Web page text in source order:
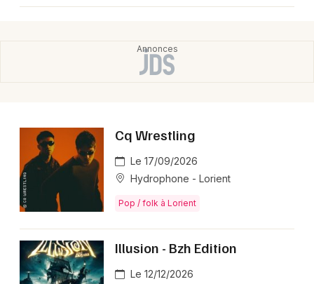
Cq Wrestling
Le 17/09/2026
Hydrophone - Lorient
Pop / folk à Lorient
Illusion - Bzh Edition
Le 12/12/2026